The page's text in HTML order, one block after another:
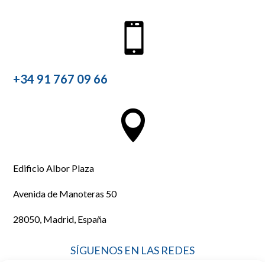

+34 91 767 09 66

Edificio Albor Plaza
Avenida de Manoteras 50
28050, Madrid, España
SÍGUENOS EN LAS REDES